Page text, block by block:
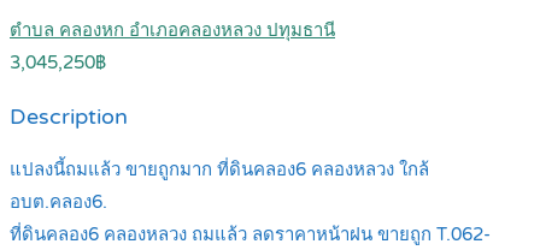
ตำบล คลองหก อำเภอคลองหลวง ปทุมธานี
3,045,250฿
Description
แปลงนี้ถมแล้ว ขายถูกมาก ที่ดินคลอง6 คลองหลวง ใกล้
อบต.คลอง6.
ที่ดินคลอง6 คลองหลวง ถมแล้ว ลดราคาหน้าฝน ขายถูก T.062-